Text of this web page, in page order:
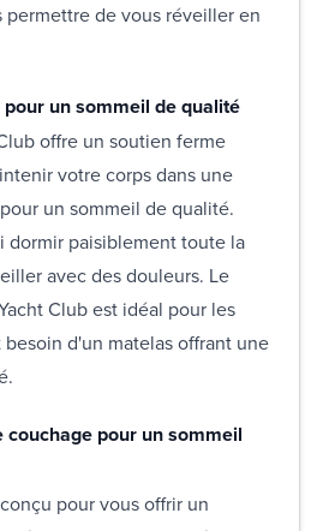
permettre de vous réveiller en
un sommeil de qualité
offre un soutien ferme
votre corps dans une
un sommeil de qualité.
dormir paisiblement toute la
avec des douleurs. Le
Club est idéal pour les
d'un matelas offrant une
pour un sommeil
pour vous offrir un